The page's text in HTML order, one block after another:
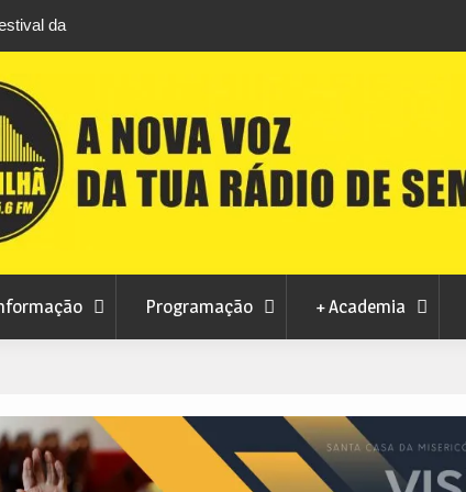
da
levou milhares de visitantes a Penamacor
Programação + Academia